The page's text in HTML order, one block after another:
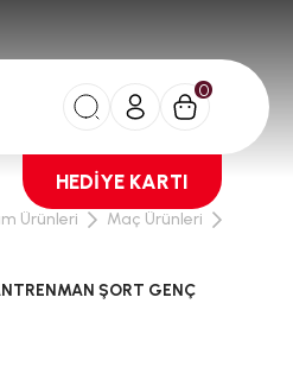
0
HEDİYE KARTI
Ürünleri
Maç Ürünleri
ŞORT GENÇ